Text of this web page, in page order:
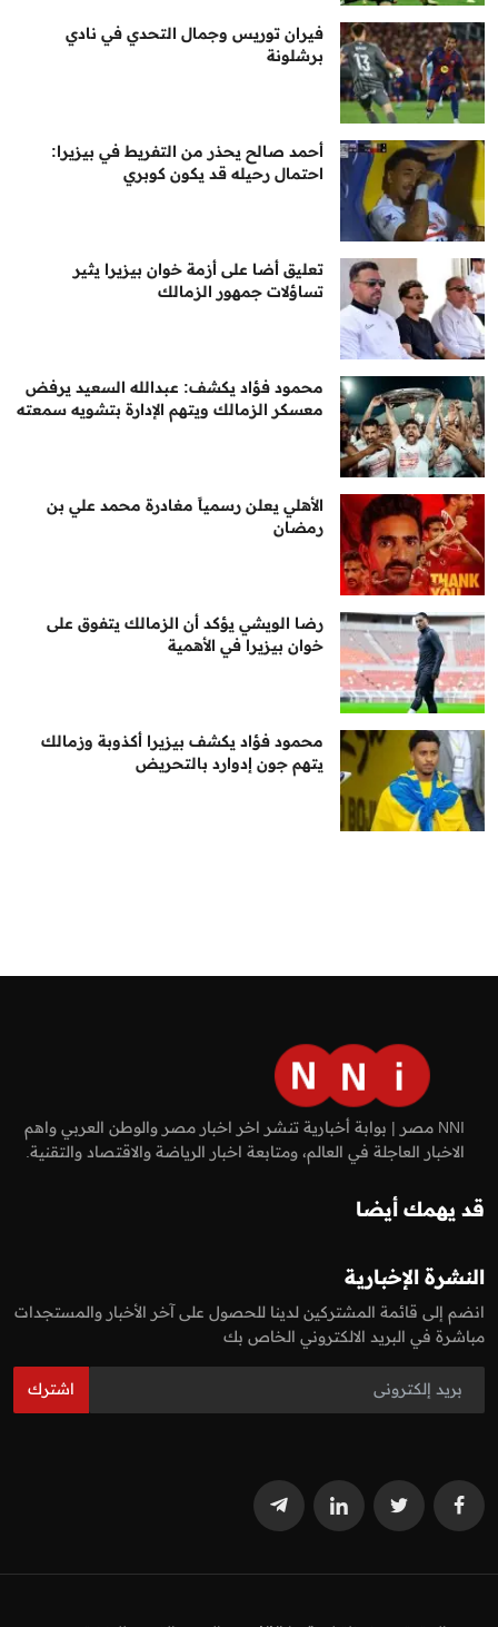
فيران توريس وجمال التحدي في نادي
برشلونة
أحمد صالح يحذر من التفريط في بيزيرا:
احتمال رحيله قد يكون كوبري
تعليق أضا على أزمة خوان بيزيرا يثير
تساؤلات جمهور الزمالك
محمود فؤاد يكشف: عبدالله السعيد يرفض
معسكر الزمالك ويتهم الإدارة بتشويه سمعته
الأهلي يعلن رسمياً مغادرة محمد علي بن
رمضان
رضا الويشي يؤكد أن الزمالك يتفوق على
خوان بيزيرا في الأهمية
محمود فؤاد يكشف بيزيرا أكذوبة وزمالك
يتهم جون إدوارد بالتحريض
NNI مصر | بوابة أخبارية تنشر اخر اخبار مصر والوطن العربي واهم
الاخبار العاجلة في العالم، ومتابعة اخبار الرياضة والاقتصاد والتقنية.
قد يهمك أيضا
النشرة الإخبارية
انضم إلى قائمة المشتركين لدينا للحصول على آخر الأخبار والمستجدات
مباشرة في البريد الالكتروني الخاص بك
اشترك